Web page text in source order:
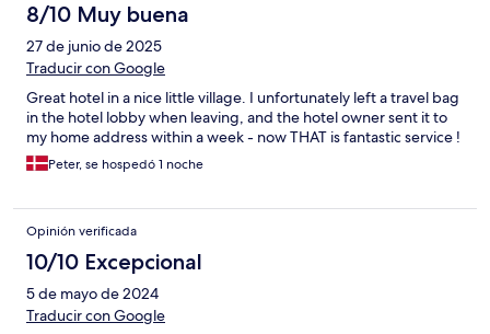
8/10 Muy buena
27 de junio de 2025
Traducir con Google
Great hotel in a nice little village. I unfortunately left a travel bag
in the hotel lobby when leaving, and the hotel owner sent it to
my home address within a week - now THAT is fantastic service !
Peter, se hospedó 1 noche
Opinión verificada
10/10 Excepcional
5 de mayo de 2024
Traducir con Google